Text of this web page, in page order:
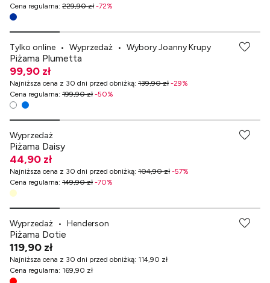
Cena regularna: 229,90 zł -72%
Tylko online • Wyprzedaż • Wybory Joanny Krupy
Piżama Plumetta
99,90 zł
Najniższa cena z 30 dni przed obniżką: 139,90 zł -29%
Cena regularna: 199,90 zł -50%
-70% przy zakupach za min. 349 zł
Wyprzedaż
Piżama Daisy
44,90 zł
Najniższa cena z 30 dni przed obniżką: 104,90 zł -57%
Cena regularna: 149,90 zł -70%
Wyprzedaż • Henderson
Piżama Dotie
119,90 zł
Najniższa cena z 30 dni przed obniżką: 114,90 zł
Cena regularna: 169,90 zł